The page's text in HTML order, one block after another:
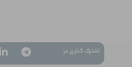
اشتراک گذاری در: